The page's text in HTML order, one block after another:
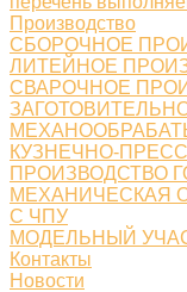
Производство
СБОРОЧНОЕ
ЛИТЕЙНОЕ
СВАРОЧНОЕ
КУЗНЕЧНО-
ПРОИЗВОДСТВО
МЕХАНИЧЕСКАЯ
С ЧПУ
МОДЕЛЬНЫЙ
Контакты
Новости